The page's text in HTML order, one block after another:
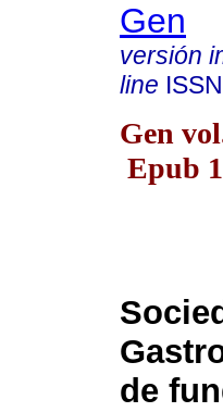
Gen
versión
line ISSN
Gen
Epub
de